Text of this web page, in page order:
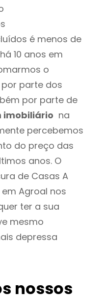
é menos de
10 anos em
o
parte dos
por parte de
imobiliário na
percebemos
do preço das
anos. O
de Casas A
Agroal nos
ter a sua
mesmo
depressa
nossos